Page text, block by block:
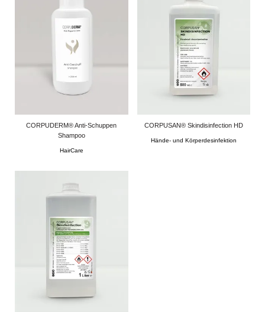
CORPUDERM® Anti-Schuppen
Shampoo
HairCare
CORPUSAN® Skindisinfection HD
Hände- und Körperdesinfektion